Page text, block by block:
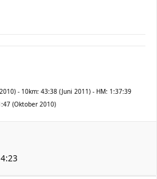
- 10km: 43:38 (Juni 2011) - HM: 1:37:39
(Oktober 2010)